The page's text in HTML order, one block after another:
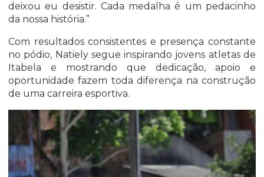
deixou eu desistir. Cada medalha é um pedacinho
da nossa história.”
Com resultados consistentes e presença constante
no pódio, Natiely segue inspirando jovens atletas de
Itabela e mostrando que dedicação, apoio e
oportunidade fazem toda diferença na construção
de uma carreira esportiva.